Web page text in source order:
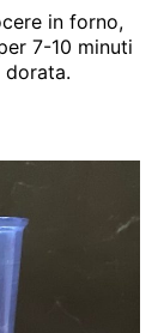
in forno,
7-10 minuti